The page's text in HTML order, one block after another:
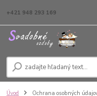
+421 948 293 169
Úvod Ochrana osobných